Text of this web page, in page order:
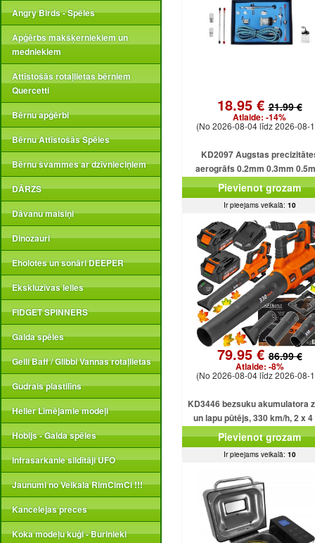
Angry Birds - Spēles
Apģērbs makšķerniekiem un
medniekiem
Attīstošās rotaļlietas bērniem
Quercetti
Bērnu apģērbi
Bērnu Attīstošās Spēles
Bērnu švammes ar dzīvnieciņiem
DĀRZS
Dāvanu maisiņi
Dinozauri
Eholotes un sonāri DEEPER
Ekskluzīvas lelles
FIDGET SPINNERS
Galda spēles
Gelli Baff / Glibbi Vannas rotaļlietas
Gudrais plastilīns
Heller Līmējamie modeļi
Hobijs - Galda spēles
Infrasarkanie sildītāji UFO
Jaunumi no Veikala RimCimCi !!!
Kancelejas preces
Koka modeļu kuģi - Burinieki
18.95 €21.99 €
Atlaide: -14%
(No 2026-08-04 līdz 2026-08-
KD2097 Augstas
aerogrāfs 0.2mm 0.3mm
Pievienot grozam
Ir pieejams veikalā: 10
79.95 €86.99 €
Atlaide: -8%
(No 2026-08-04 līdz 2026-08-
KD3446 bezsuku akumulatora
un lapu pūtējs, 330 km/h, 2 x 4
akumulatori.
Pievienot grozam
Ir pieejams veikalā: 10